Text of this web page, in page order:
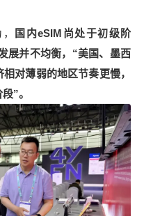
国内eSIM尚处于初级阶
展并不均衡，“美国、墨西
对薄弱的地区节奏更慢，
”。